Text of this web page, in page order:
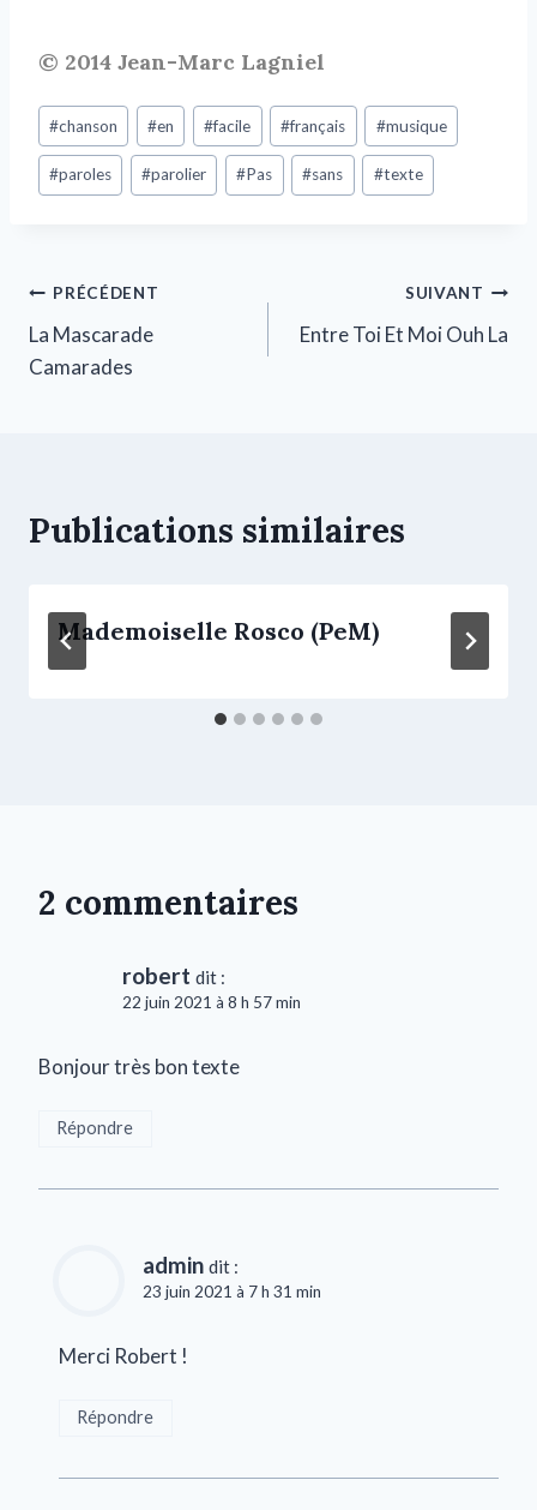
© 2014 Jean-Marc Lagniel
#chanson #en #facile #français #musique
#paroles #parolier #Pas #sans #texte
PRÉCÉDENT
La Mascarade
Camarades
SUIVANT
Entre Toi Et Moi Ouh La
Publications similaires
Mademoiselle Rosco (PeM)
2 commentaires
robert dit :
22 juin 2021 à 8 h 57 min
Bonjour très bon texte
Répondre
admin dit :
23 juin 2021 à 7 h 31 min
Merci Robert !
Répondre